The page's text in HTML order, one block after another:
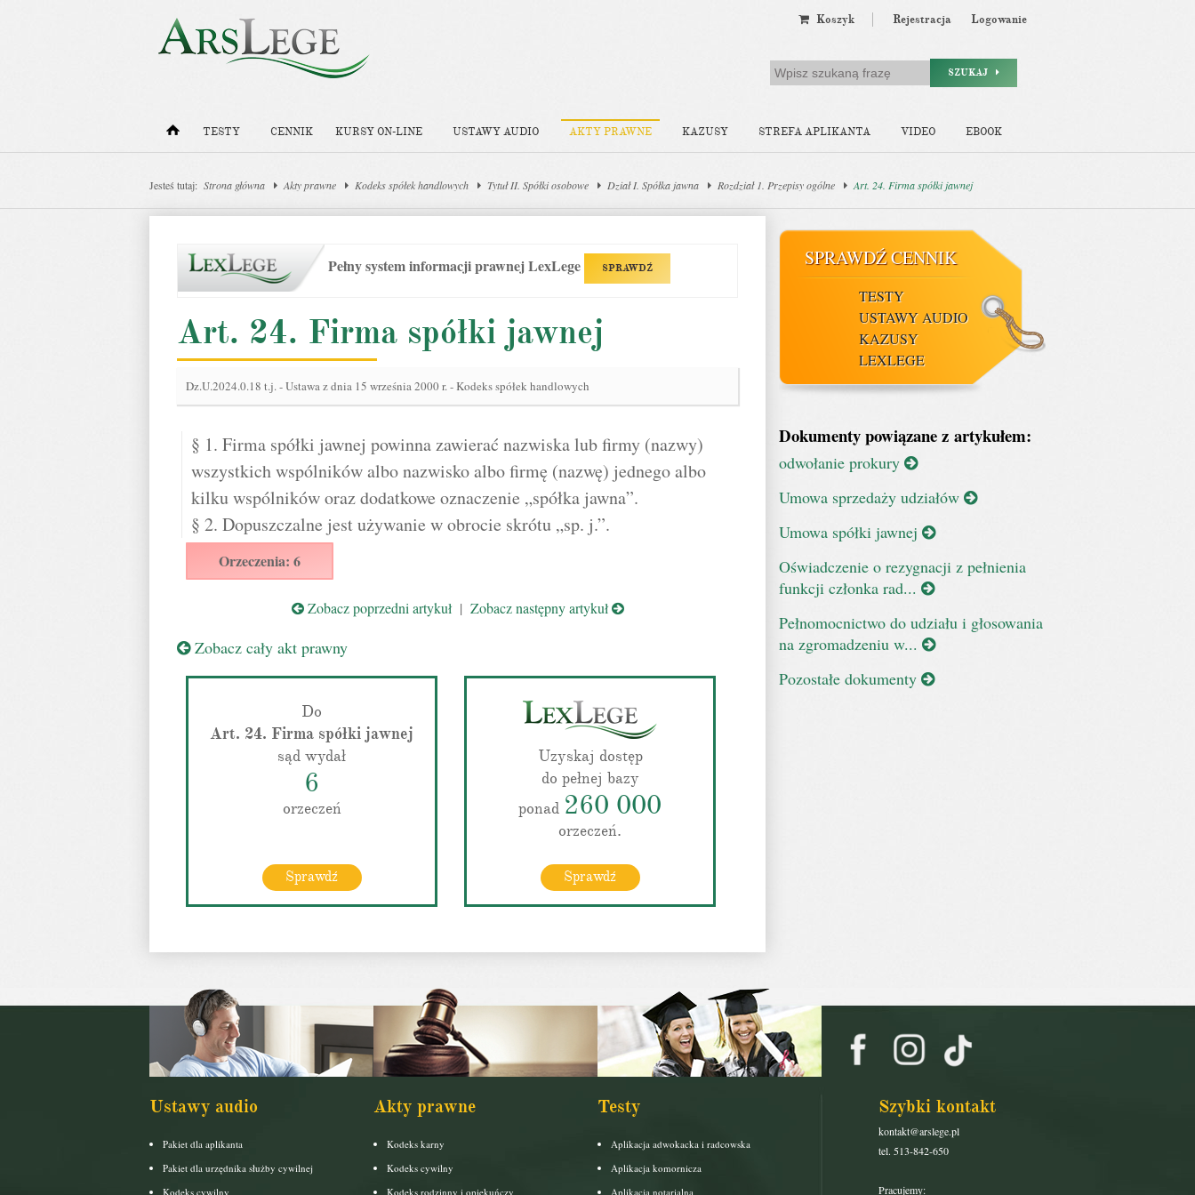
Koszyk Rejestracja Logowanie
SZUKAJ
TESTY CENNIK KURSY ON-LINE USTAWY AUDIO AKTY PRAWNE KAZUSY STREFA APLIKANTA VIDEO EBOOK
Jesteś tutaj: Strona główna Akty prawne Kodeks spółek handlowych Tytuł II. Spółki osobowe Dział I. Spółka jawna Rozdział 1. Przepisy ogólne Art. 24. Firma spółki jawnej
Pełny system informacji prawnej LexLege SPRAWDŹ
Art. 24. Firma spółki jawnej
Dz.U.2024.0.18 t.j.-Ustawa z dnia 15 września 2000 r. - Kodeks spółek handlowych
§ 1. Firma spółki jawnej powinna zawierać nazwiska lub firmy (nazwy)
wszystkich wspólników albo nazwisko albo firmę (nazwę) jednego albo
kilku wspólników oraz dodatkowe oznaczenie „spółka jawna”.
§ 2. Dopuszczalne jest używanie w obrocie skrótu „sp. j.”.
Orzeczenia: 6
Zobacz poprzedni artykuł| Zobacz następny artykuł
Zobacz cały akt prawny
Do
Art. 24. Firma spółki jawnej
sąd wydał
6
orzeczeń
Sprawdź
Uzyskaj dostęp
do pełnej bazy
ponad 260 000
orzeczeń.
Sprawdź
SPRAWDŹ CENNIK
TESTY
USTAWY AUDIO
KAZUSY
LEXLEGE
Dokumenty powiązane z artykułem:
odwołanie prokury
Umowa sprzedaży udziałów
Umowa spółki jawnej
Oświadczenie o rezygnacji z pełnienia
funkcji członka rad...
Pełnomocnictwo do udziału i głosowania
na zgromadzeniu w...
Pozostałe dokumenty
Ustawy audio
Pakiet dla aplikanta
Pakiet dla urzędnika służby cywilnej
Kodeks cywilny
Akty prawne
Kodeks karny
Kodeks cywilny
Kodeks rodzinny i opiekuńczy
Testy
Aplikacja adwokacka i radcowska
Aplikacja komornicza
Aplikacja notarialna
Szybki kontakt
kontakt@arslege.pl
tel. 513-842-650
Pracujemy: